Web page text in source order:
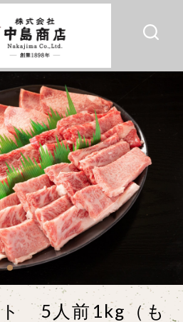
ト 5人前1kg（も